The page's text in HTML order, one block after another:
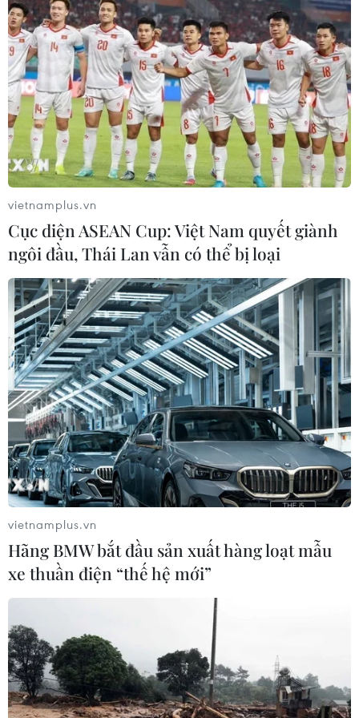
phong trào Toàn dân bảo vệ an ninh Tổ quốc.
Lạng Sơn nhân rộng các mô hình toàn dân
bảo vệ an ninh Tổ quốc
16/08/2022 14:54
Hữu Lũng là một trong hai địa phương được Ban Chỉ
đạo Phòng, chống tội phạm, tệ nạn xã hội và xây dựng
phong trào Toàn dân bảo vệ an ninh Tổ quốc tỉnh Lạng
Sơn lựa chọn tổ chức Ngày hội điểm năm 2022.
vietnamplus.vn
Cục diện ASEAN Cup: Việt Nam quyết giành
ngôi đầu, Thái Lan vẫn có thể bị loại
vietnamplus.vn
Hãng BMW bắt đầu sản xuất hàng loạt mẫu
xe thuần điện “thế hệ mới”